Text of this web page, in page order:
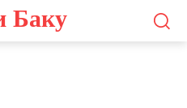
Баку